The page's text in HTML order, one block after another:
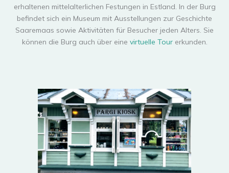
erhaltenen mittelalterlichen Festungen in Estland. In der Burg
befindet sich ein Museum mit Ausstellungen zur Geschichte
Saaremaas sowie Aktivitäten für Besucher jeden Alters. Sie
können die Burg auch über eine virtuelle Tourerkunden.